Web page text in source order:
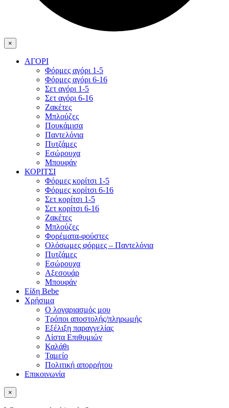
×
ΑΓΟΡΙ
Φόρμες αγόρι 1-5
Φόρμες αγόρι 6-16
Σετ αγόρι 1-5
Σετ αγόρι 6-16
Ζακέτες
Μπλούζες
Πουκάμισα
Παντελόνια
Πυτζάμες
Εσώρουχα
Μπουφάν
ΚΟΡΙΤΣΙ
Φόρμες κορίτσι 1-5
Φόρμες κορίτσι 6-16
Σετ κορίτσι 1-5
Σετ κορίτσι 6-16
Ζακέτες
Μπλούζες
Φορέματα-φούστες
Ολόσωμες φόρμες – Παντελόνια
Πυτζάμες
Εσώρουχα
Αξεσουάρ
Μπουφάν
Είδη Bebe
Χρήσιμα
Ο λογαριασμός μου
Τρόποι αποστολής/πληρωμής
Εξέλιξη παραγγελίας
Λίστα Επιθυμιών
Καλάθι
Ταμείο
Πολιτική απορρήτου
Επικοινωνία
×